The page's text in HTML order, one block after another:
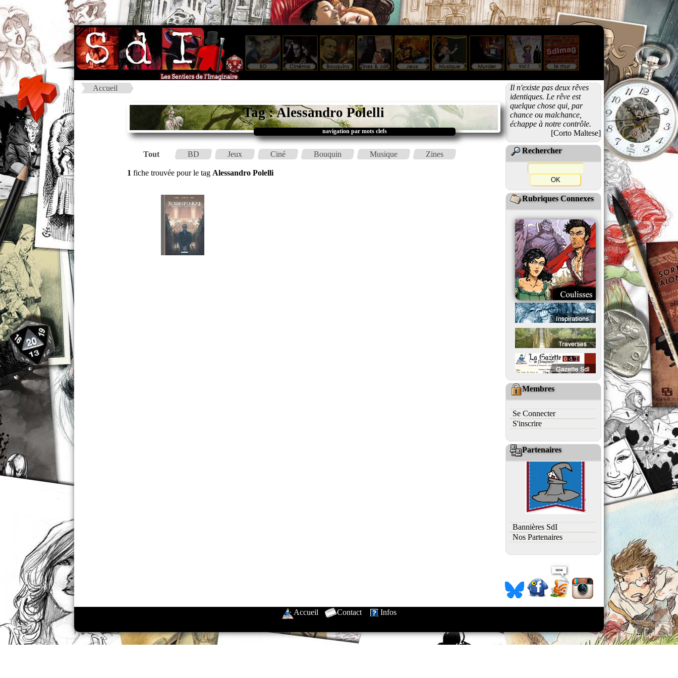
Accueil
Tag : Alessandro Polelli
navigation par mots clefs
Tout BD Jeux Ciné Bouquin Musique Zines
1 fiche trouvée pour le tag Alessandro Polelli
Il n'existe pas deux rêves
identiques. Le rêve est
quelque chose qui, par
chance ou malchance,
échappe à notre contrôle.
[Corto Maltese]
Rechercher
Rubriques Connexes
Membres
Se Connecter
S'inscrire
Partenaires
Bannières SdI
Nos Partenaires
Accueil Contact Infos